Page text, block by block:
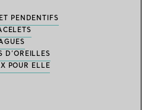
PENDENTIFS
D’OREILLES
POUR ELLE